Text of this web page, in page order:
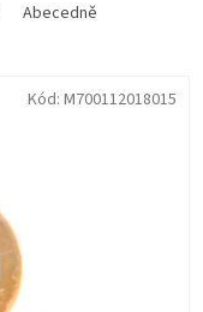
Abecedně
Kód: M700112018015